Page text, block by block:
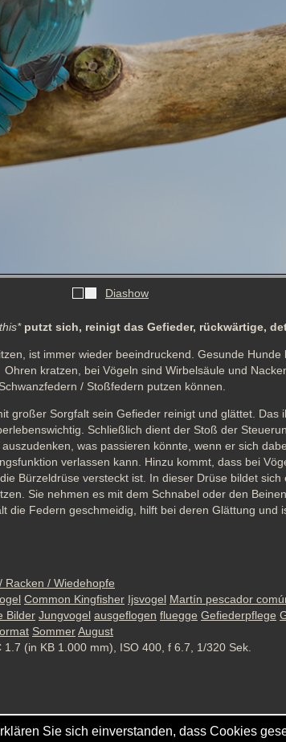
Diashow
putzt sich, reinigt das Gefieder, rückwärtige,
ist immer wieder beeindruckend. Gesunde Hunde
kratzen, bei Vögeln sind Wirbelsäule und
/ Stoßfedern putzen können.
großer Sorgfalt sein Gefieder reinigt und glättet. Das
Schließlich dient der Stoß der
was passieren könnte, wenn er sich
verlassen kann. Hinzu kommt, dass bei
Bürzeldrüse versteckt ist. In dieser Drüse bildet sich
Sie nehmen es mit dem Schnabel oder den
die Federn geschmeidig, hilft bei deren Glättung und
Racken / Wiedehopfe
Common Kingfisher Ijsvogel Martín pescador
Bilder Jungvogel ausgeflogen fluegge Gefiederpflege
SommerAugust
(in KB 1.000 mm), ISO 400, f 6.7, 1/320 Sek.
Sie sich einverstanden, dass Cookies